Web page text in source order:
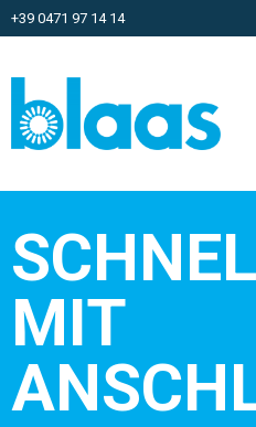
+39 0471 97 14 14
MIT